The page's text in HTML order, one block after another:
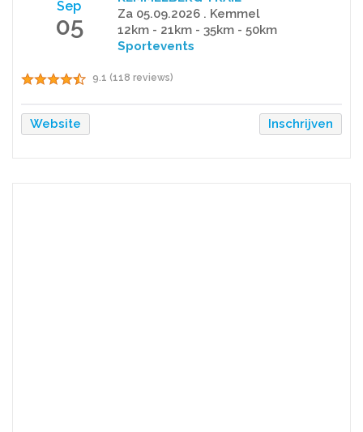
Sep
05
Za 05.09.2026 . Kemmel
12km - 21km - 35km - 50km
Sportevents
9.1 (118 reviews)
Website Inschrijven